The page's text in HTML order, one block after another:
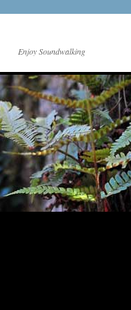
Enjoy Soundwalking